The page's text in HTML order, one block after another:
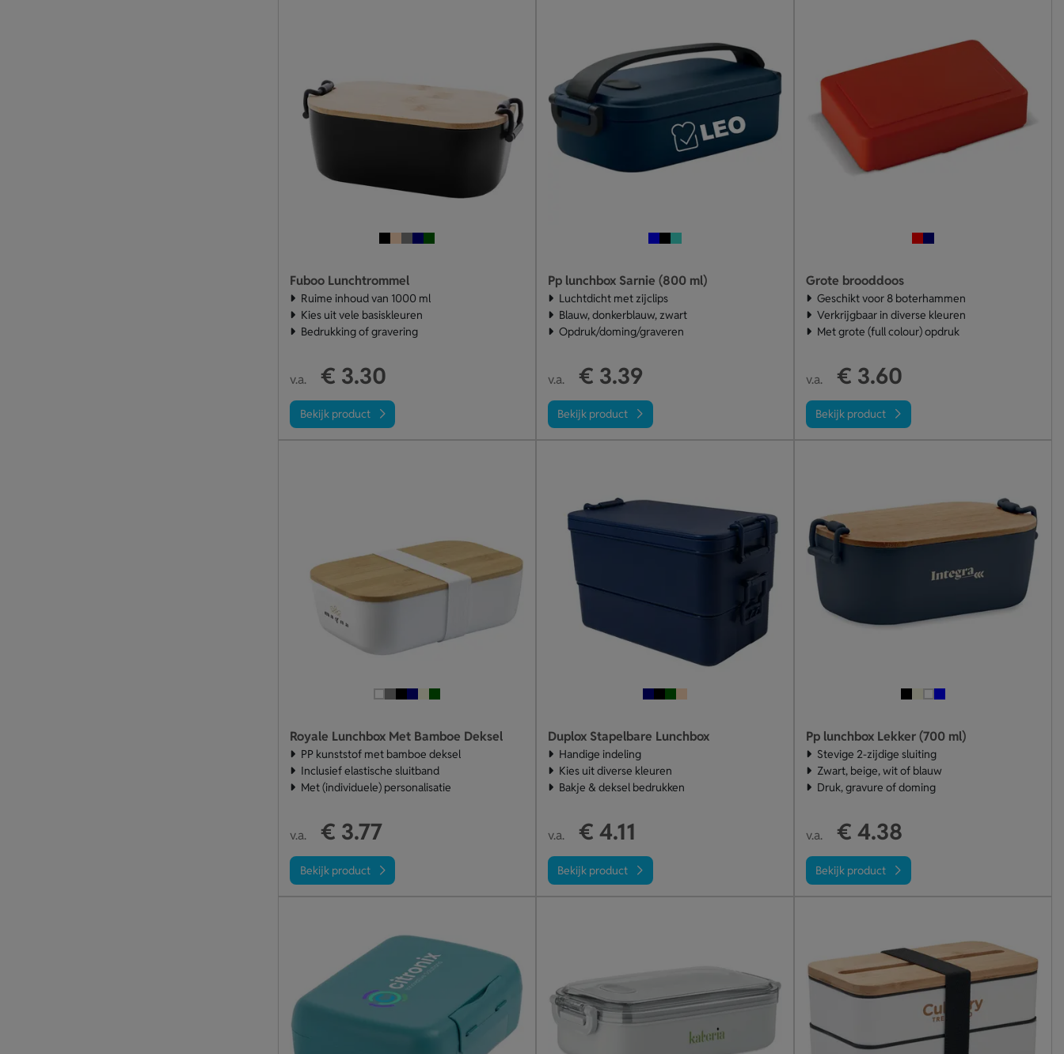
Fuboo Lunchtrommel
Ruime inhoud van 1000 ml
Kies uit vele basiskleuren
Bedrukking of gravering
v.a. € 3.30
Bekijk product
Pp lunchbox Sarnie (800 ml)
Luchtdicht met zijclips
Blauw, donkerblauw, zwart
Opdruk/doming/graveren
v.a. € 3.39
Bekijk product
Grote brooddoos
Geschikt voor 8 boterhammen
Verkrijgbaar in diverse kleuren
Met grote (full colour) opdruk
v.a. € 3.60
Bekijk product
Royale Lunchbox Met Bamboe Deksel
PP kunststof met bamboe deksel
Inclusief elastische sluitband
Met (individuele) personalisatie
v.a. € 3.77
Bekijk product
Duplox Stapelbare Lunchbox
Handige indeling
Kies uit diverse kleuren
Bakje & deksel bedrukken
v.a. € 4.11
Bekijk product
Pp lunchbox Lekker (700 ml)
Stevige 2-zijdige sluiting
Zwart, beige, wit of blauw
Druk, gravure of doming
v.a. € 4.38
Bekijk product